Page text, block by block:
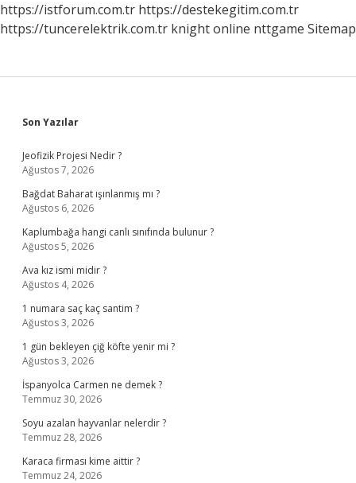
https://istforum.com.tr https://destekegitim.com.tr
https://tuncerelektrik.com.tr knight online nttgame Sitemap
Sidebar
Son Yazılar
Jeofizik Projesi Nedir ?
Ağustos 7, 2026
Bağdat Baharat ışınlanmış mı ?
Ağustos 6, 2026
Kaplumbağa hangi canlı sınıfında bulunur ?
Ağustos 5, 2026
Ava kız ismi midir ?
Ağustos 4, 2026
1 numara saç kaç santim ?
Ağustos 3, 2026
1 gün bekleyen çiğ köfte yenir mi ?
Ağustos 3, 2026
İspanyolca Carmen ne demek ?
Temmuz 30, 2026
Soyu azalan hayvanlar nelerdir ?
Temmuz 28, 2026
Karaca firması kime aittir ?
Temmuz 24, 2026